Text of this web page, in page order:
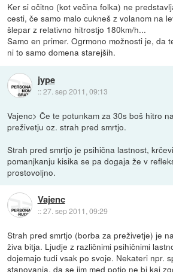
Ker si očitno (kot večina folka) ne
cesti, če samo malo cukneš z volanom na
šlepar z relativno hitrostjo 180km/h...
Samo en primer. Ogrmono možnosti je, da
ni to samo domena starejših.
jype
::27. sep 2011, 09:13
Vajenc> Če te potunkam za 30s boš hitro
preživetju oz. strah pred smrtjo.
Strah pred smrtjo je psihična lastnost,
pomanjkanju kisika se pa dogaja že v
prostovoljno.
Vajenc
::27. sep 2011, 09:29
Strah pred smrtjo (borba za preživetje) je
živa bitja. Ljudje z različnimi psihičnimi
dojemajo tudi vsak po svoje. Nekateri npr.
stanovanja, da se jim med potjo ne bi kaj